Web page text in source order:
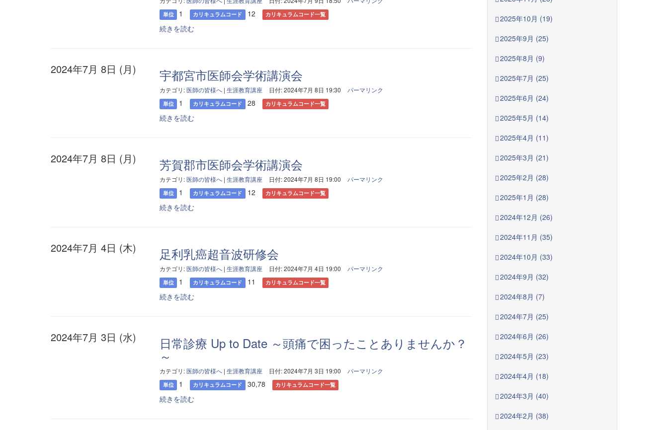
単位 1 カリキュラムコード 12 カリキュラムコード一覧
続きを読む
2024年7月 8日 (月) 宇都宮市医師会学術講演会
カテゴリ:医師の皆様へ |生涯教育講座 日付: 2024年7月 8日 19:30 パーマリンク
単位 1 カリキュラムコード 28 カリキュラムコード一覧
続きを読む
2024年7月 8日 (月) 芳賀郡市医師会学術講演会
カテゴリ:医師の皆様へ |生涯教育講座 日付: 2024年7月 8日 19:00 パーマリンク
単位 1 カリキュラムコード 12 カリキュラムコード一覧
続きを読む
2024年7月 4日 (木) 足利乳癌超音波研修会
カテゴリ:医師の皆様へ |生涯教育講座 日付: 2024年7月 4日 19:00 パーマリンク
単位 1 カリキュラムコード 11 カリキュラムコード一覧
続きを読む
2024年7月 3日 (水) 日常診療 Up to Date ～頭痛で困ったことありませんか？
～
カテゴリ:医師の皆様へ |生涯教育講座 日付: 2024年7月 3日 19:00 パーマリンク
単位 1 カリキュラムコード 30,78 カリキュラムコード一覧
続きを読む
2025年10月 (19)
2025年9月 (25)
2025年8月 (9)
2025年7月 (25)
2025年6月 (24)
2025年5月 (14)
2025年4月 (11)
2025年3月 (21)
2025年2月 (28)
2025年1月 (28)
2024年12月 (26)
2024年11月 (35)
2024年10月 (33)
2024年9月 (32)
2024年8月 (7)
2024年7月 (25)
2024年6月 (26)
2024年5月 (23)
2024年4月 (18)
2024年3月 (40)
2024年2月 (38)